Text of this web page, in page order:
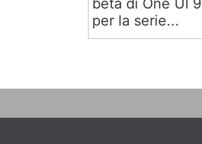
beta di One UI 9
per la serie...